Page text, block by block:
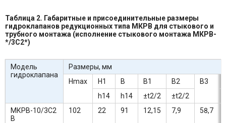
Таблица 2. Габаритные и присоединительные размеры
гидроклапанов редукционных типа МКРВ для стыкового и
трубного монтажа (исполнение стыкового монтажа МКРВ-
*/3С2*)
Модель
гидроклапана
Размеры, мм
Hmax
H1 В В1 В2 В3
h14
h14 ±t2/2 ±t2/2
МКРВ-10/3С2
В
102 22 91 12,15 7,9 58,7